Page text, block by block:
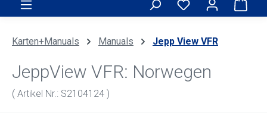
Karten+Manuals Manuals Jepp View VFR
JeppView VFR: Norwegen
( Artikel Nr.: S2104124 )